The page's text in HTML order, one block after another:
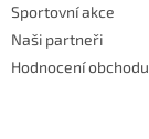
Sportovní akce
Naši partneři
Hodnocení obchodu